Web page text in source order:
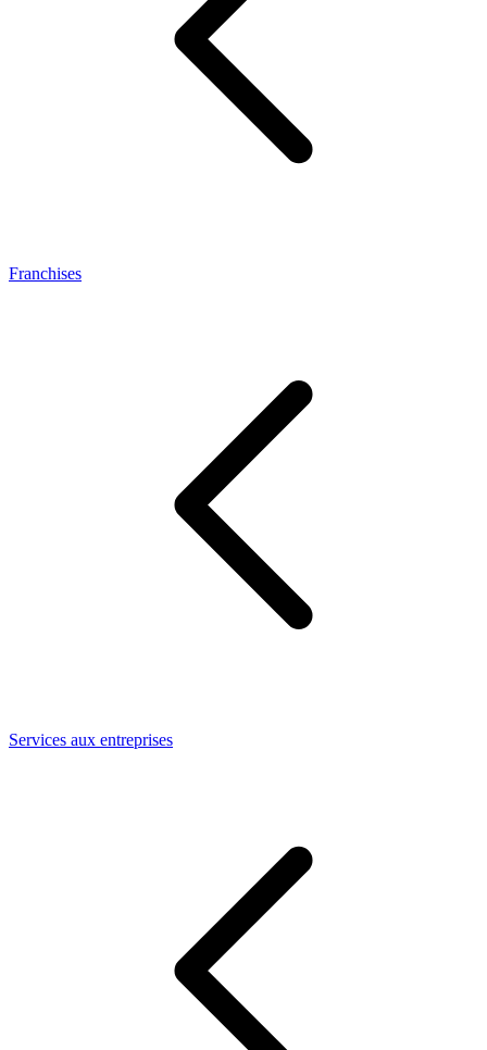
Franchises
Services aux entreprises